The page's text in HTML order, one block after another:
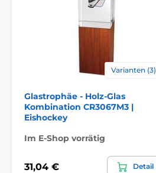
Varianten (3)
Glastrophäe - Holz-Glas
Kombination CR3067M3 |
Eishockey
Im E-Shop vorrätig
31,04 € Detail